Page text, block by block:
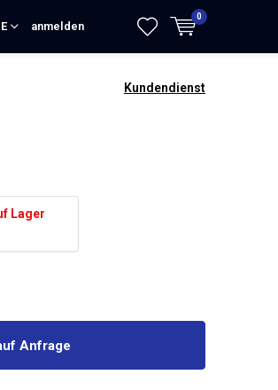
anmelden
0
Kundendienst
Lager
Anfrage